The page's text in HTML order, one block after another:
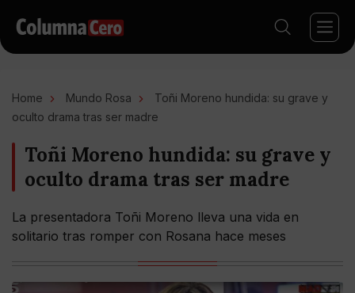
Home Mundo Rosa
Toñi Moreno hundida: su grave y
oculto drama tras ser madre
Toñi Moreno hundida: su grave y
oculto drama tras ser madre
La presentadora Toñi Moreno lleva una vida en
solitario tras romper con Rosana hace meses